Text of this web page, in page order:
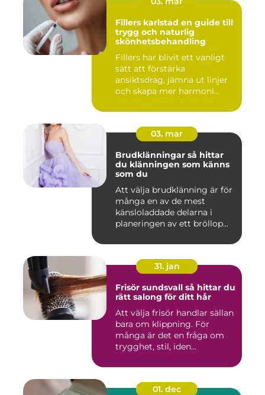
Fillers karlstad en guide till
trygg och naturlig
skönhetsbehandling
Fillers har blivit ett vanligt
sätt att förstärka
ansiktsdrag, jämna ut linjer
och skapa mer harmoni...
03. mar
Brudklänningar så hittar
du klänningen som känns
som du
Att välja brudklänning är för
många en av de mest
känsloladdade delarna i
planeringen av ett bröllop...
31. jan
Frisör sundsvall så hittar du
rätt salong för ditt hår
Att välja frisör handlar sällan
bara om klippning. För
många är det en fråga om
trygghet, stil, iden...
01. dec